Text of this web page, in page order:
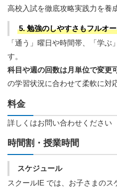
高校入試を徹底攻略実践力を養
5. 勉強のしやすさもフルオ
「通う」曜日や時間帯、「学ぶ
す。
科目や週の回数は月単位で変更
の学習状況に合わせて柔軟に対
料金
詳しくはお問い合わせください
時間割・授業時間
スケジュール
スクールIE では、お子さまの